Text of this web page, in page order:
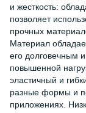
и жесткость:
позволяет
прочных
Материал
его долговечным
повышенной
эластичный и
разные формы и
приложениях.